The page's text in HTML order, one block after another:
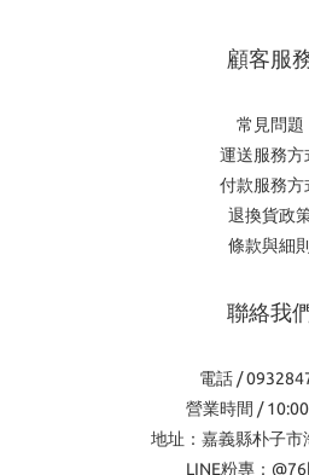
顧客服
常見問題
運送服務方
付款服務方
退換貨政
條款與細則
聯絡我
電話 /
營業時間 /
地址：嘉義縣朴子市
LINE粉專：